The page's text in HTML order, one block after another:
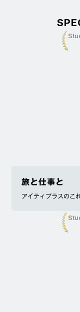
旅と仕事と
アイティプラスのこ